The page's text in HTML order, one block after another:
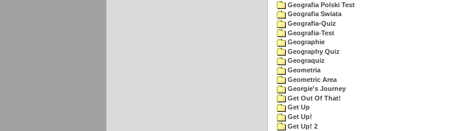
Geografia Polski Test
Geografia Swiata
Geografia-Quiz
Geografia-Test
Geographie
Geography Quiz
Geograquiz
Geometria
Geometric Area
Georgie's Journey
Get Out Of That!
Get Up
Get Up!
Get Up! 2